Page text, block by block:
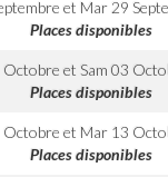
et Mar 29
Places disponibles
Octobre etSam 03
Places disponibles
Octobre et Mar 13
Places disponibles